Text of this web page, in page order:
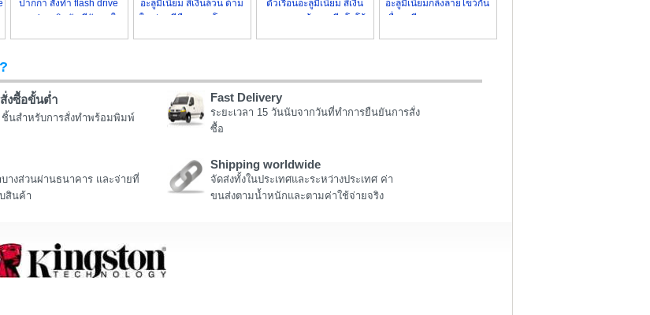
ปากกา สั่งทำ flash drive
premium ผิวมัน สีสันสดใส
อะลูมิเนียม สีเงินล้วน ด้าม
ใหญ่พอดีมือ ราคาโรงงาน
ตัวเรือนอะลูมิเนียม สีเงิน
ดูหรูหรา พร้อมสกรีนโลโก้
อะลูมิเนียมกลึงลายไขว้กัน
ลื่น ดูเรียบหรูและทนทาน
งซื้อขั้นต่ำ
ชิ้นสำหรับการสั่งทำพร้อมพิมพ์
Fast Delivery
ระยะเวลา 15 วันนับจากวันที่ทำการยืนยันการสั่ง
ซื้อ
างส่วนผ่านธนาคาร และจ่ายที่
สินค้า
Shipping worldwide
จัดส่งทั้งในประเทศและระหว่างประเทศ ค่า
ขนส่งตามน้ำหนักและตามค่าใช้จ่ายจริง